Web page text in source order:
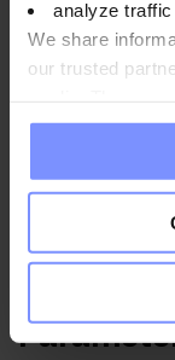
analyze traffic
We share
our trusted
information you
collected when
02.03.2024